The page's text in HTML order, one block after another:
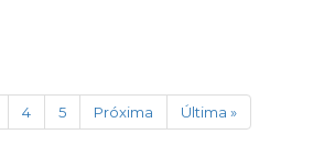
4 5 Próxima Última »